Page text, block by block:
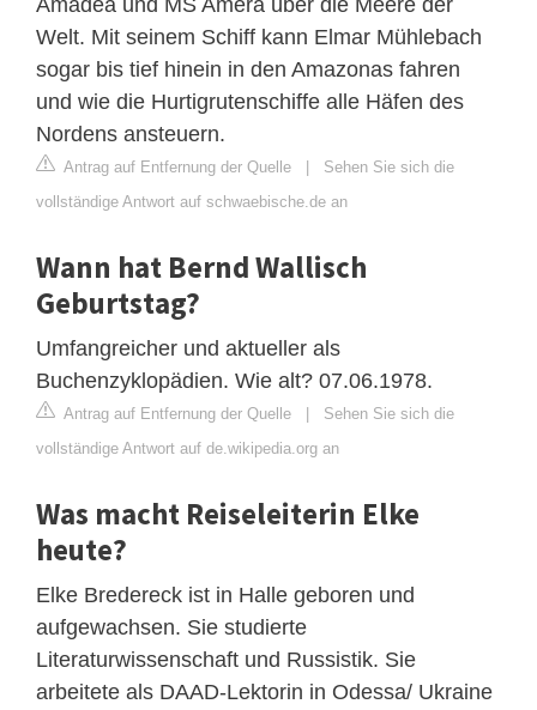
Welt. Mit seinem Schiff kann Elmar Mühlebach
sogar bis tief hinein in den Amazonas fahren
und wie die Hurtigrutenschiffe alle Häfen des
Nordens ansteuern.
Antrag auf Entfernung der Quelle | Sehen Sie sich die
vollständige Antwort auf schwaebische.de an
Wann hat Bernd Wallisch
Geburtstag?
Umfangreicher und aktueller als
Buchenzyklopädien. Wie alt? 07.06.1978.
Antrag auf Entfernung der Quelle | Sehen Sie sich die
vollständige Antwort auf de.wikipedia.org an
Was macht Reiseleiterin Elke
heute?
Elke Bredereck ist in Halle geboren und
aufgewachsen. Sie studierte
Literaturwissenschaft und Russistik. Sie
arbeitete als DAAD-Lektorin in Odessa/ Ukraine